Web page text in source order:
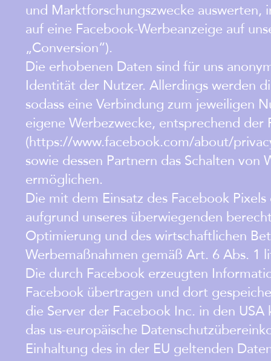
und Marktforschungszwecke
auf eine Facebook-Werbeanzeige auf
„Conversion“).
Die erhobenen Daten sind für uns
Identität der Nutzer. Allerdings werden
sodass eine Verbindung zum jeweiligen
eigene Werbezwecke, entsprechend
(https://www.facebook.com/about/
sowie dessen Partnern das Schalten
ermöglichen.
Die mit dem Einsatz des Facebook
aufgrund unseres überwiegenden
Optimierung und des wirtschaftlichen
Werbemaßnahmen gemäß Art. 6 Abs. 1
Die durch Facebook erzeugten
Facebook übertragen und dort
die Server der Facebook Inc. in den
das us-europäische
Einhaltung des in der EU geltenden